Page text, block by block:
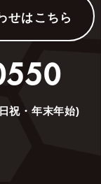
せはこちら
祝・年末年始)